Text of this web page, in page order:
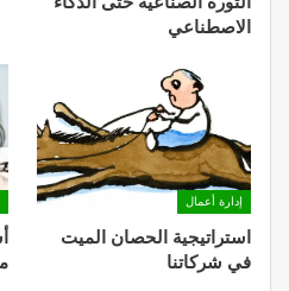
الاصطناعي
إدارة أعمال
استراتيجية الحصان الميت
في شركاتنا